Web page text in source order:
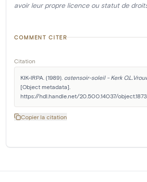
avoir leur propre licence ou statut de
COMMENT CITER
Citation
KIK-IRPA. (1989). ostensoir-soleil - Kerk
[Object metadata].
https://hdl.handle.net/20.500.14037/object.1873
Copier la citation